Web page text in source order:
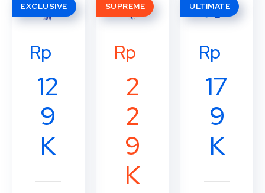
EXCLUSIVE
Rp
12
9
K
SUPREME
Rp
2
2
9
K
ULTIMATE
Rp
17
9
K